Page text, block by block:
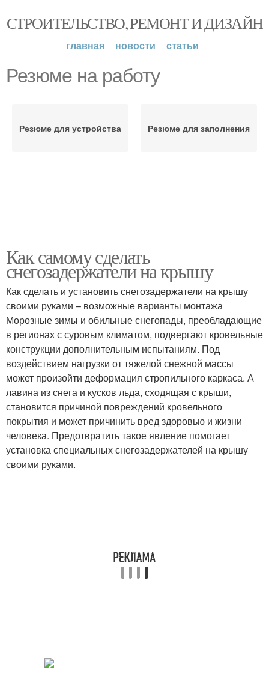
СТРОИТЕЛЬСТВО, РЕМОНТ И ДИЗАЙН
главная новости статьи
Резюме на работу
Резюме для устройства Резюме для заполнения
Как самому сделать
снегозадержатели на крышу
Как сделать и установить снегозадержатели на крышу
своими руками – возможные варианты монтажа
Морозные зимы и обильные снегопады, преобладающие
в регионах с суровым климатом, подвергают кровельные
конструкции дополнительным испытаниям. Под
воздействием нагрузки от тяжелой снежной массы
может произойти деформация стропильного каркаса. А
лавина из снега и кусков льда, сходящая с крыши,
становится причиной повреждений кровельного
покрытия и может причинить вред здоровью и жизни
человека. Предотвратить такое явление помогает
установка специальных снегозадержателей на крышу
своими руками.